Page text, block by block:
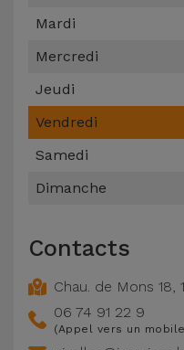
Accessoires
Mobilité,
Auto et
Vélo
Accessoires
d'ordinateur
iPad et
Tablette
Kids
Mardi
Mercredi
Jeudi
Vendredi
Samedi
Dimanche
Contacts
Chau. de Mons 18,
06 74 91 22 9
(Appel vers un